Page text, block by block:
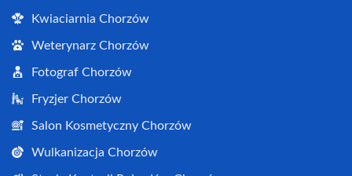
Kwiaciarnia Chorzów
Weterynarz Chorzów
Fotograf Chorzów
Fryzjer Chorzów
Salon Kosmetyczny Chorzów
Wulkanizacja Chorzów